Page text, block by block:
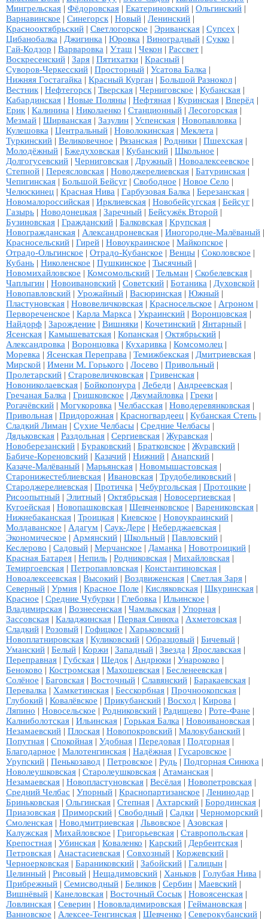
Мингрельская | Фёдоровская | Екатериновский | Ольгинский |
Варнавинское | Синегорск | Новый | Ленинский |
Краснооктябрьский | Светлогорское | Эриванская | Супсех |
Цибанобалка | Джигинка | Юровка | Виноградный | Сукко |
Гай-Кодзор | Варваровка | Уташ | Чекон | Рассвет |
Воскресенский | Заря | Пятихатки | Красный |
Суворов-Черкесский | Просторный | Усатова Балка |
Нижняя Гостагайка | Красный Курган | Большой Разнокол |
Вестник | Нефтегорск | Тверская | Черниговское | Кубанская |
Кабардинская | Новые Поляны | Нефтяная | Куринская | Вперёд |
Ерик | Калинина | Николаенко | Станционный | Лесогорская |
Мезмай | Ширванская | Зазулин | Успенская | Новопавловка |
Кулешовка | Центральный | Новолокинская | Меклета |
Туркинский | Великовечное | Рязанская | Родники | Пшехская |
Молодёжный | Бжедуховская | Кубанский | Школьное |
Долгогусевский | Черниговская | Дружный | Новоалексеевское |
Степной | Переясловская | Новоджерелиевская | Батуринская |
Чепигинская | Большой Бейсуг | Свободное | Новое Село |
Челюскинец | Красная Нива | Гарбузовая Балка | Березанская |
Новомалороссийская | Ирклиевская | Новобейсугская | Бейсуг |
Газырь | Новодонецкая | Заречный | Бейсужёк Второй |
Бузиновская | Гражданский | Балковская | Крупская |
Новогражданская | Александроневская | Иногородне-Малёваный |
Красносельский | Гирей | Новоукраинское | Майкопское |
Отрадо-Ольгинское | Отрадо-Кубанское | Венцы | Соколовское |
Кубань | Николенское | Пушкинское | Тысячный |
Новомихайловское | Комсомольский | Тельман | Скобелевская |
Чаплыгин | Новоивановский | Советский | Ботаника | Духовской |
Новопавловский | Урожайный | Васюринская | Южный |
Пластуновская | Нововеличковская | Красносельское | Агроном |
Первореченское | Карла Маркса | Украинский | Воронцовская |
Найдорф | Зарождение | Вишняки | Кочетинский | Янтарный |
Ясенская | Камышеватская | Копанская | Октябрьский |
Александровка | Воронцовка | Кухаривка | Комсомолец |
Моревка | Ясенская Переправа | Темижбекская | Дмитриевская |
Мирской | Имени М. Горького | Лосево | Привольный |
Пролетарский | Старовеличковская | Гривенская |
Новониколаевская | Бойкопонура | Лебеди | Андреевская |
Гречаная Балка | Гришковское | Джумайловка | Греки |
Рогачёвский | Могукоровка | Челбасская | Новодеревянковская |
Привольная | Придорожная | Красногвардеец | Кубанская Степь |
Сладкий Лиман | Сухие Челбасы | Средние Челбасы |
Дядьковская | Раздольная | Сергиевская | Журавская |
Новоберезанский | Бураковский | Братковское | Журавский |
Бабиче-Кореновский | Казачий | Нижний | Анапский |
Казаче-Малёваный | Марьянская | Новомышастовская |
Старонижестеблиевская | Ивановская | Трудобеликовский |
Староджерелиевская | Протичка | Чебургольская | Протоцкие |
Рисоопытный | Элитный | Октябрьская | Новосергиевская |
Кугоейская | Новопашковская | Шевченковское | Варениковская |
Нижнебаканская | Троицкая | Киевское | Новоукраинский |
Молдаванское | Адагум | Саук-Дере | Неберджаевская |
Экономическое | Армянский | Школьный | Павловский |
Кеслерово | Садовый | Мерчанское | Даманка | Новотроицкий |
Красная Батарея | Непиль | Родниковская | Михайловская |
Темиргоевская | Петропавловская | Константиновская |
Новоалексеевская | Высокий | Воздвиженская | Светлая Заря |
Северный | Урмия | Красное Поле | Кисляковская | Шкуринская |
Красное | Средние Чубурки | Глебовка | Ильинское |
Владимирская | Вознесенская | Чамлыкская | Упорная |
Зассовская | Каладжинская | Первая Синюха | Ахметовская |
Сладкий | Розовый | Гофицкое | Харьковский |
Новоплатнировская | Куликовский | Образцовый | Бичевый |
Уманский | Белый | Коржи | Западный | Звезда | Ярославская |
Переправная | Губская | Шедок | Андрюки | Унароково |
Беноково | Костромская | Махошевская | Бесленеевская |
Солёное | Баговская | Восточный | Славянский | Баракаевская |
Перевалка | Хамкетинская | Бесскорбная | Прочноокопская |
Глубокий | Ковалёвское | Прикубанский | Восход | Кирова |
Ляпино | Новосельское | Родниковский | Радищево | Роте-Фане |
Калниболотская | Ильинская | Горькая Балка | Новоивановская |
Незамаевский | Плоская | Новопокровский | Малокубанский |
Попутная | Спокойная | Удобная | Передовая | Подгорная |
Благодарное | Малотенгинская | Надёжная | Гусаровское |
Урупский | Пенькозавод | Петровское | Рудь | Подгорная Синюха |
Новолеушковская | Старолеушковская | Атаманская |
Незамаевская | Новопластуновская | Весёлая | Новопетровская |
Средний Челбас | Упорный | Краснопартизанское | Ленинодар |
Бриньковская | Ольгинская | Степная | Ахтарский | Бородинская |
Приазовская | Приморский | Свободный | Садки | Черноморский |
Смоленская | Новодмитриевская | Львовское | Азовская |
Калужская | Михайловское | Григорьевская | Ставропольская |
Крепостная | Убинская | Коваленко | Карский | Дербентская |
Петровская | Анастасиевская | Совхозный | Коржевский |
Черноерковская | Бараниковский | Забойский | Галицын |
Целинный | Рисовый | Нещадимовский | Ханьков | Голубая Нива |
Прибрежный | Семисводный | Беликов | Сербин | Маевский |
Вишнёвый | Канеловская | Восточный Сосык | Новоясенская |
Ловлинская | Северин | Нововладимировская | Геймановская |
Ванновское | Алексее-Тенгинская | Шевченко | Северокубанский |